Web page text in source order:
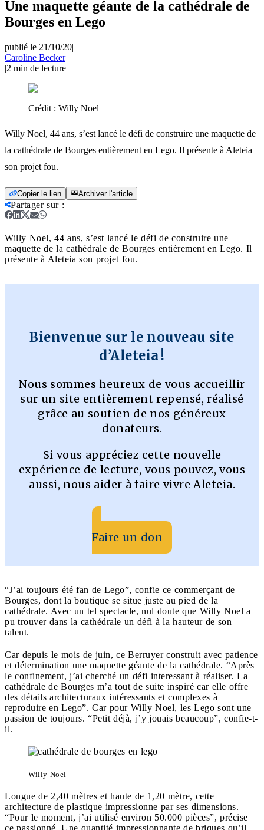
Une maquette géante de la cathédrale de
Bourges en Lego
publié le 21/10/20|
Caroline Becker
|2 min de lecture
Crédit : Willy Noel
Willy Noel, 44 ans, s’est lancé le défi de construire une maquette de
la cathédrale de Bourges entièrement en Lego. Il présente à Aleteia
son projet fou.
Copier le lien Archiver l'article
Partager sur:
Willy Noel, 44 ans, s’est lancé le défi de construire une
maquette de la cathédrale de Bourges entièrement en Lego. Il
présente à Aleteia son projet fou.
Bienvenue sur le nouveau site
d’Aleteia !
Nous sommes heureux de vous accueillir
sur un site entièrement repensé, réalisé
grâce au soutien de nos généreux
donateurs.
Si vous appréciez cette nouvelle
expérience de lecture, vous pouvez, vous
aussi, nous aider à faire vivre Aleteia.
Faire un don
“J’ai toujours été fan de Lego”, confie ce commerçant de
Bourges, dont la boutique se situe juste au pied de la
cathédrale. Avec un tel spectacle, nul doute que Willy Noel a
pu trouver dans la cathédrale un défi à la hauteur de son
talent.
Car depuis le mois de juin, ce Berruyer construit avec patience
et détermination une maquette géante de la cathédrale. “Après
le confinement, j’ai cherché un défi interessant à réaliser. La
cathédrale de Bourges m’a tout de suite inspiré car elle offre
des détails architecturaux intéressants et complexes à
reproduire en Lego”. Car pour Willy Noel, les Lego sont une
passion de toujours. “Petit déjà, j’y jouais beaucoup”, confie-t-
il.
Willy Noel
Longue de 2,40 mètres et haute de 1,20 mètre, cette
architecture de plastique impressionne par ses dimensions.
“Pour le moment, j’ai utilisé environ 50.000 pièces”, précise
ce passionné. Une quantité impressionnante de briques qu’il